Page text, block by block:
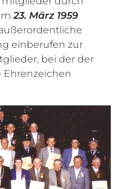
23. März 1959
einberufen zur
bei der der
Ehrenzeichen